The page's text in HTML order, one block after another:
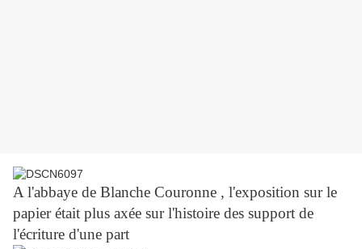
A l'abbaye de Blanche Couronne , l'exposition sur le
papier était plus axée sur l'histoire des support de
l'écriture d'une part